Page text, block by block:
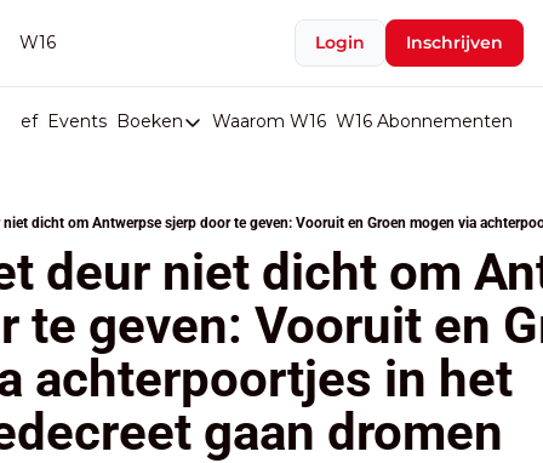
W16 Login Inschrijven
Events Boeken
Boeken
Boeken
Stop de Persen
Het Merk België
De Doodgravers van België
Bpost Hold-up
Waarom W16 W16 Abonnementen
deur niet dicht om
te geven: Vooruit en
achterpoortjes in het
gaan dromen